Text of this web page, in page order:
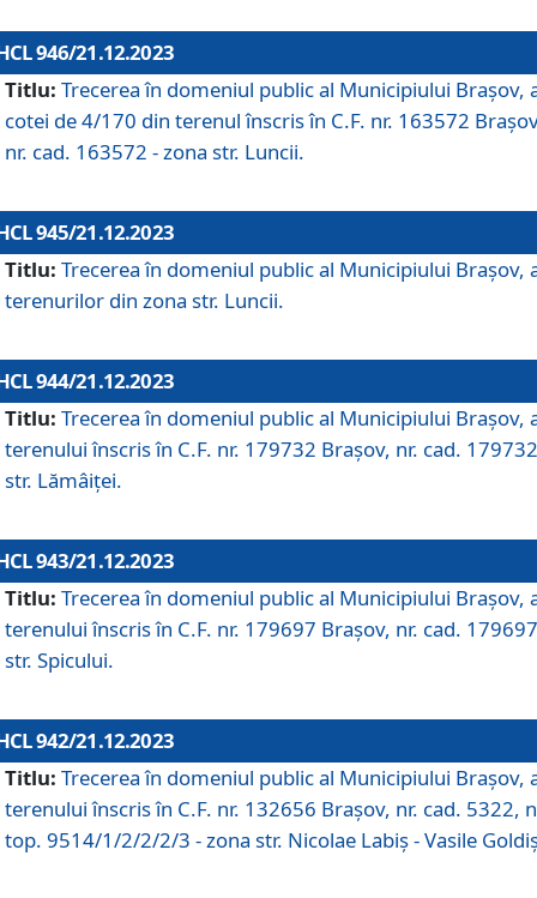
946/21.12.2023
Titlu: Trecerea în domeniul public al Municipiului Braşov,
cotei de 4/170 din terenul înscris în C.F. nr. 163572
nr. cad. 163572 - zona str. Luncii.
945/21.12.2023
Titlu: Trecerea în domeniul public al Municipiului Braşov,
terenurilor din zona str. Luncii.
944/21.12.2023
Titlu: Trecerea în domeniul public al Municipiului Braşov,
terenului înscris în C.F. nr. 179732 Brașov, nr. cad.
str. Lămâiței.
943/21.12.2023
Titlu: Trecerea în domeniul public al Municipiului Braşov,
terenului înscris în C.F. nr. 179697 Brașov, nr. cad.
str. Spicului.
942/21.12.2023
Titlu: Trecerea în domeniul public al Municipiului Braşov,
terenului înscris în C.F. nr. 132656 Brașov, nr. cad. 5322,
top. 9514/1/2/2/2/3 - zona str. Nicolae Labiș - Vasile